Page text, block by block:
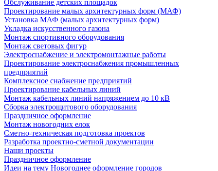
Обслуживание детских площадок
Проектирование малых архитектурных форм (МАФ)
Установка МАФ (малых архитектурных форм)
Укладка искусственного газона
Монтаж спортивного оборудования
Монтаж световых фигур
Электроснабжение и электромонтажные работы
Проектирование электроснабжения промышленных
предприятий
Комплексное снабжение предприятий
Проектирование кабельных линий
Монтаж кабельных линий напряжением до 10 кВ
Сборка электрощитового оборудования
Праздничное оформление
Монтаж новогодних елок
Сметно-техническая подготовка проектов
Разработка проектно-сметной документации
Наши проекты
Праздничное оформление
Идеи на тему Новогоднее оформление городов